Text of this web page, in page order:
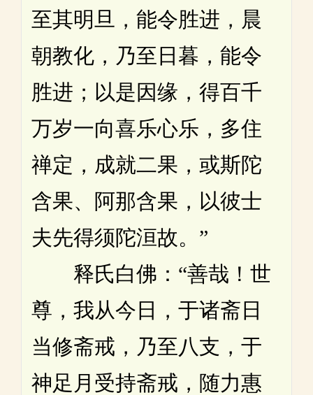
至其明旦，能令胜进，晨
朝教化，乃至日暮，能令
胜进；以是因缘，得百千
万岁一向喜乐心乐，多住
禅定，成就二果，或斯陀
含果、阿那含果，以彼士
夫先得须陀洹故。”
释氏白佛：“善哉！世
尊，我从今日，于诸斋日
当修斋戒，乃至八支，于
神足月受持斋戒，随力惠